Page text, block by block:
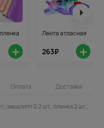
+
Лента атласная
263₽ +
Оплата Доставка
эвкалипт 0,2 шт., пленка 2 шт.,